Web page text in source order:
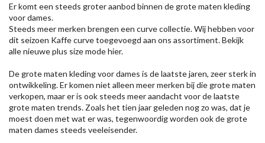
Er komt een steeds groter aanbod binnen de grote maten kleding
voor dames.
Steeds meer merken brengen een curve collectie. Wij hebben voor
dit seizoen Kaffecurve toegevoegd aan ons assortiment. Bekijk
alle nieuweplus size modehier.
De grote maten kleding voor dames is de laatste jaren, zeer sterk in
ontwikkeling. Er komen niet alleen meer merken bij die grote maten
verkopen, maar er is ook steeds meer aandacht voor de laatste
grote maten trends. Zoals het tien jaar geleden nog zo was, dat je
moest doen met wat er was, tegenwoordig worden ook de grote
maten dames steeds veeleisender.